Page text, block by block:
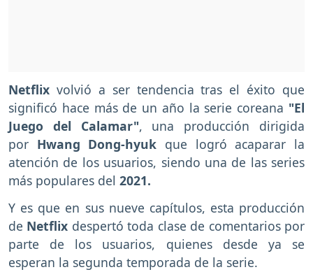
Netflix volvió a ser tendencia tras el éxito que
significó hace más de un año la serie coreana "El
Juego del Calamar", una producción dirigida
por Hwang Dong-hyuk que logró acaparar la
atención de los usuarios, siendo una de las series
más populares del 2021.
Y es que en sus nueve capítulos, esta producción
de Netflix despertó toda clase de comentarios por
parte de los usuarios, quienes desde ya se
esperan la segunda temporada de la serie.